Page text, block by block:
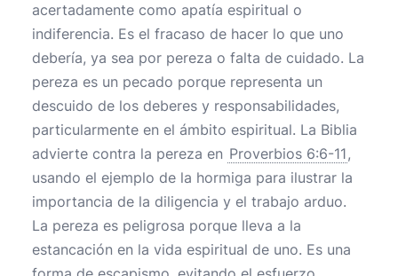
acertadamente como apatía espiritual o
indiferencia. Es el fracaso de hacer lo que uno
debería, ya sea por pereza o falta de cuidado. La
pereza es un pecado porque representa un
descuido de los deberes y responsabilidades,
particularmente en el ámbito espiritual. La Biblia
advierte contra la pereza en Proverbios 6:6-11,
usando el ejemplo de la hormiga para ilustrar la
importancia de la diligencia y el trabajo arduo.
La pereza es peligrosa porque lleva a la
estancación en la vida espiritual de uno. Es una